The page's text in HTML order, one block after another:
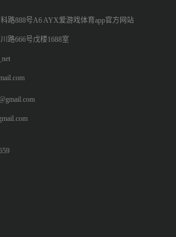
路888号A6 AYX爱游戏体育app官方网站
路666号戊楼1688室